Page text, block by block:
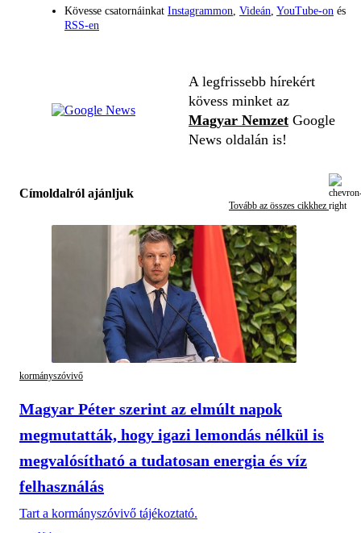
Kövesse csatornáinkat Instagrammon, Videán, YouTube-on és
RSS-en
A legfrissebb hírekért
kövess minket az
Magyar Nemzet Google
News oldalán is!
Címoldalról ajánljuk
Tovább az összes cikkhez
kormányszóvivő
Magyar Péter szerint az elmúlt napok
megmutatták, hogy igazi lemondás nélkül is
megvalósítható a tudatosan energia és víz
felhasználás
Tart a kormányszóvivő tájékoztató.